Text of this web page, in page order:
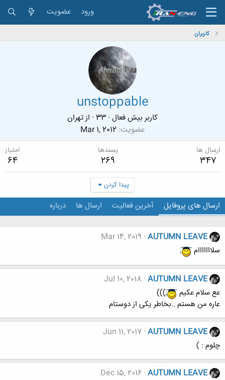
ورود عضویت
کاربران
unstoppable
کاربر بیش فعال ·
· ازتهران
عضویت Mar 1, 2012
ارسال ها
347
پسندها
269
امتیاز
64
پیدا کردن
ارسال های پروفایل آخرین فعالیت ارسال ها درباره
AUTUMN LEAVE
Mar 14, 2019
سلااااااام
AUTUMN LEAVE
Jul 10, 2018
عع سلام عکیم
)))
عاره من هستم ..بخاطر یکی از دوستام
AUTUMN LEAVE
Jun 11, 2017
چلوم : )
AUTUMN LEAVE
Dec 15, 2016